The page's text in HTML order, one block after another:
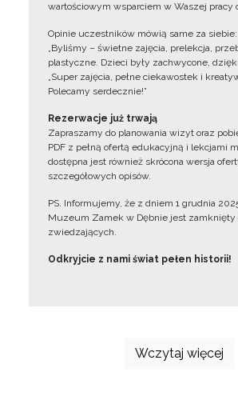
wartościowym wsparciem w Waszej pracy
Opinie uczestników mówią same za siebie:
„Byliśmy – świetne zajęcia, prelekcja,
plastyczne. Dzieci były zachwycone,
„Super zajęcia, pełne ciekawostek i
Polecamy serdecznie!”
Rezerwacje już trwają
Zapraszamy do planowania wizyt oraz
PDF z pełną ofertą edukacyjną i lekcjami
dostępna jest również skrócona wersja
szczegółowych opisów.
PS. Informujemy, że z dniem 1 grudnia
Muzeum Zamek w Dębnie jest zamknięty
zwiedzających.
Odkryjcie z nami świat pełen historii!
Wczytaj więcej